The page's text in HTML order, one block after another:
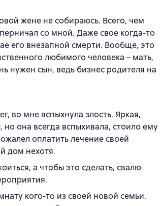
жене не собираюсь. Всего, чем
со мной. Даже свое когда-то
его внезапной смерти. Вообще, это
любимого человека – мать,
нужен сын, ведь бизнес родителя на
во мне вспыхнула злость. Яркая,
она всегда вспыхивала, стоило ему
оплатить лечение своей
дом нехотя.
а чтобы это сделать, свалю
кого-то из своей новой семьи.